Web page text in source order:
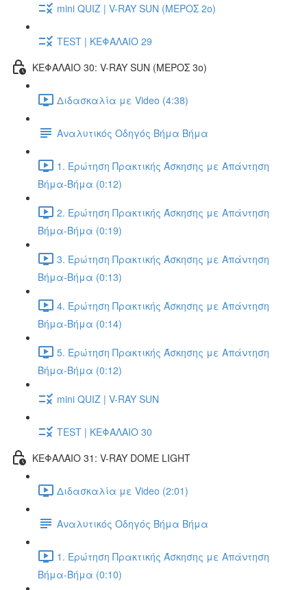
mini QUIZ | V-RAY SUN (ΜΕΡΟΣ 2o)
TEST | ΚΕΦΑΛΑΙΟ 29
ΚΕΦΑΛΑΙΟ 30: V-RAY SUN (ΜΕΡΟΣ 3o)
Διδασκαλία με Video (4:38)
Αναλυτικός Οδηγός Βήμα Βήμα
1. Ερώτηση Πρακτικής Άσκησης με Απάντηση
Βήμα-Βήμα (0:12)
2. Ερώτηση Πρακτικής Άσκησης με Απάντηση
Βήμα-Βήμα (0:19)
3. Ερώτηση Πρακτικής Άσκησης με Απάντηση
Βήμα-Βήμα (0:13)
4. Ερώτηση Πρακτικής Άσκησης με Απάντηση
Βήμα-Βήμα (0:14)
5. Ερώτηση Πρακτικής Άσκησης με Απάντηση
Βήμα-Βήμα (0:12)
mini QUIZ | V-RAY SUN
TEST | ΚΕΦΑΛΑΙΟ 30
ΚΕΦΑΛΑΙΟ 31: V-RAY DOME LIGHT
Διδασκαλία με Video (2:01)
Αναλυτικός Οδηγός Βήμα Βήμα
1. Ερώτηση Πρακτικής Άσκησης με Απάντηση
Βήμα-Βήμα (0:10)